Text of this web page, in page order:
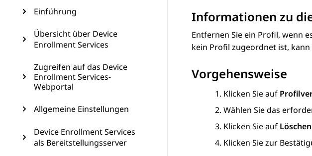
Einführung
Übersicht über Device
Enrollment Services
Zugreifen auf das Device
Enrollment Services-
Webportal
Allgemeine Einstellungen
Device Enrollment Services
als Bereitstellungsserver
Informationen zu
Entfernen Sie ein Profil, wenn
kein Profil zugeordnet ist,
Vorgehensweise
Klicken Sie auf
Wählen Sie das
Klicken Sie auf Löschen
Klicken Sie zur